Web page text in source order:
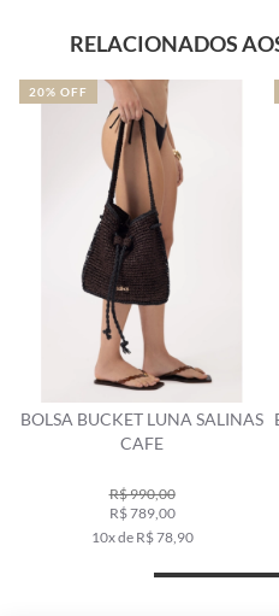
RELACIONADOS
BOLSA BUCKET LUNA SALINAS
CAFE
R$ 990,00
R$ 789,00
10x de R$ 78,90
20% OFF